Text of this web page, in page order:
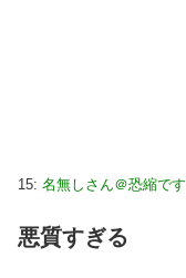
15: 名無しさん＠恐縮です
悪質すぎる